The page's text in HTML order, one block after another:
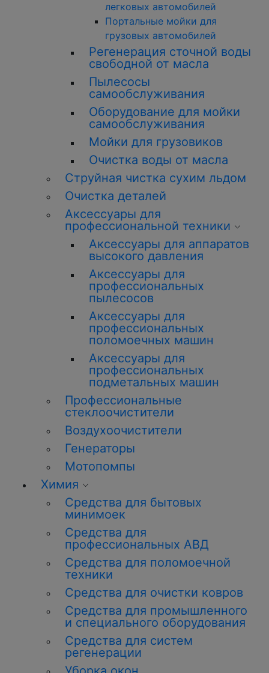
легковых автомобилей
Портальные мойки для
грузовых автомобилей
Регенерация сточной воды
свободной от масла
Пылесосы
самообслуживания
Оборудование для мойки
самообслуживания
Мойки для грузовиков
Очистка воды от масла
Струйная чистка сухим льдом
Очистка деталей
Аксессуары для
профессиональной техники
Аксессуары для аппаратов
высокого давления
Аксессуары для
профессиональных
пылесосов
Аксессуары для
профессиональных
поломоечных машин
Аксессуары для
профессиональных
подметальных машин
Профессиональные
стеклоочистители
Воздухоочистители
Генераторы
Мотопомпы
Химия
Средства для бытовых
минимоек
Средства для
профессиональных АВД
Средства для поломоечной
техники
Средства для очистки ковров
Средства для промышленного
и специального оборудования
Средства для систем
регенерации